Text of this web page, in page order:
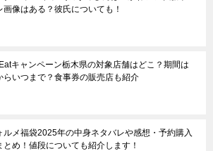
画像はある？彼氏についても！
キャンペーン栃木県の対象店舗はどこ？期間は
らいつまで？食事券の販売店も紹介
ルメ福袋2025年の中身ネタバレや感想・予約購入
とめ！値段についても紹介します！